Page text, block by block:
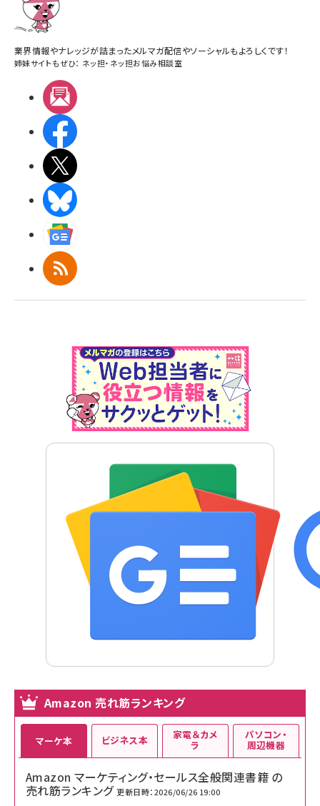
業界情報やナレッジが詰まったメルマガ配信やソーシャルもよろしくです！
姉妹サイトもぜひ： ネッ担・ ネッ担お悩み相談室
RSS
Amazon 売れ筋ランキング
マーケ本
Amazon マーケティング・セールス全般関連書籍 の
売れ筋ランキング 更新日時：2026/06/26 19:00
ビジネス本 家電＆カメ
ラ
パソコン・
周辺機器